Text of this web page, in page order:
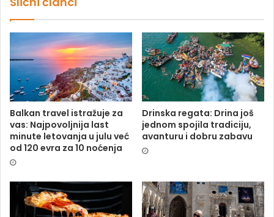
Balkan travel istražuje za
vas: Najpovoljnija last
minute letovanja u julu već
od 120 evra za 10 noćenja
Drinska regata: Drina još
jednom spojila tradiciju,
avanturu i dobru zabavu